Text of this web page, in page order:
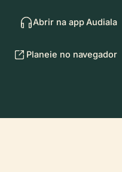
Abrir na app Audiala
Planeie no navegador